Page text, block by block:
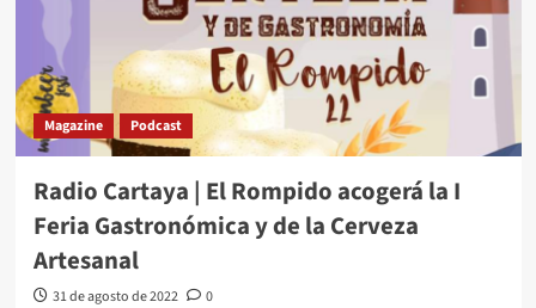
Magazine Podcast
Radio Cartaya | El Rompido acogerá la I
Feria Gastronómica y de la Cerveza
Artesanal
31 de agosto de 2022
0